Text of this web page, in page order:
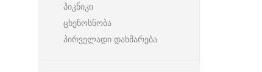
პიკნიკი
ცხენოსნობა
პირველადი დახმარება